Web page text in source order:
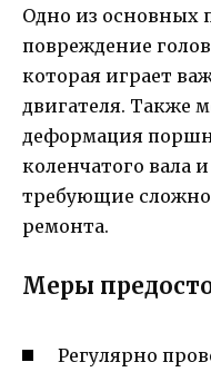
Одно из основных
повреждение
которая играет
двигателя. Также
деформация
коленчатого вала
требующие
ремонта.
Меры
Регулярно